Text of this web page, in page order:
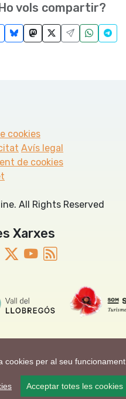
cookies per al seu funcionament.
Acceptar totes les cookies
vols compartir?
cookies
Avís legal
de cookies
All Rights Reserved
Xarxes